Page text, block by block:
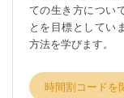
ての生き方につい
とを目標としてい
方法を学びます。
時間割コードを